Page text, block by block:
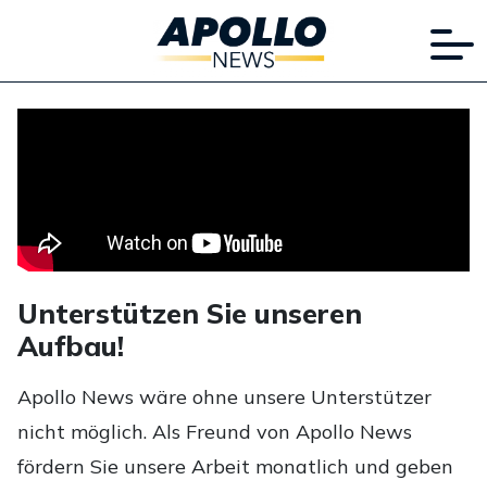
Unterstützen Sie unseren
Aufbau!
Apollo News wäre ohne unsere Unterstützer
nicht möglich. Als Freund von Apollo News
fördern Sie unsere Arbeit monatlich und geben